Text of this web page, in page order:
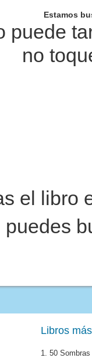
Estamos
puede
no
el libro
puedes
Libros
1. 50